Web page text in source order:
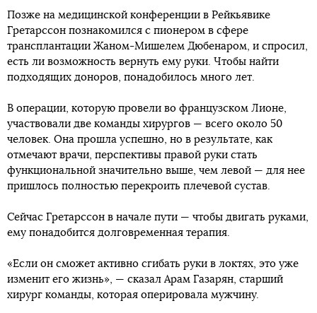
Позже на медицинской конференции в Рейкьявике
Гретарссон познакомился с пионером в сфере
трансплантации Жаном-Мишелем Дюбенаром, и спросил,
есть ли возможность вернуть ему руки. Чтобы найти
подходящих доноров, понадобилось много лет.
В операции, которую провели во французском Лионе,
участвовали две команды хирургов — всего около 50
человек. Она прошла успешно, но в результате, как
отмечают врачи, перспективы правой руки стать
функциональной значительно выше, чем левой — для нее
пришлось полностью перекроить плечевой сустав.
Сейчас Гретарссон в начале пути — чтобы двигать руками,
ему понадобится долговременная терапия.
«Если он сможет активно сгибать руки в локтях, это уже
изменит его жизнь», — сказал Арам Газарян, старший
хирург команды, которая оперировала мужчину.